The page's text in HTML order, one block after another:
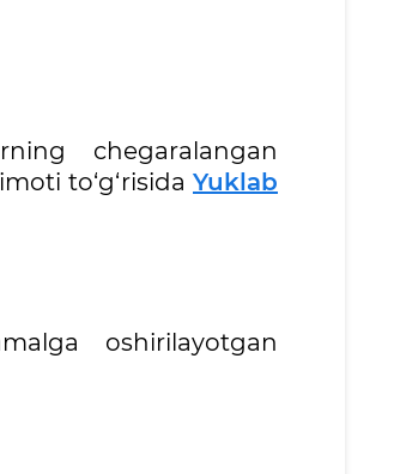
chegaralangan
to‘g‘risida Yuklab
oshirilayotgan